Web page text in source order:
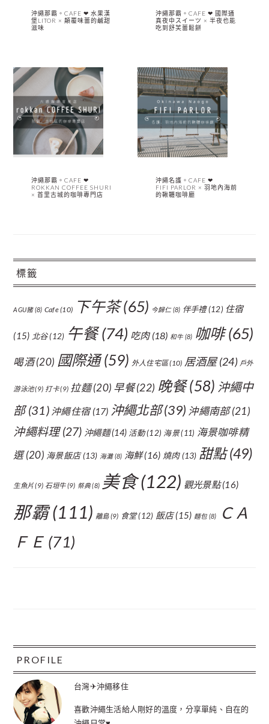
沖繩那霸。CAFE ❤︎ 水果漢
堡LITOR × 顛覆味蕾的鹹甜
滋味
沖繩那霸。CAFE ❤︎ 國際通
真夜中スイーツ × 半夜也能
吃到舒芙蕾鬆餅
沖繩那霸。CAFE ❤︎
ROKKAN COFFEE SHURI
× 首里古城的咖啡專門店
沖繩名護。CAFE ❤︎
FIFI PARLOR × 羽地內海前
的鞦韆咖啡廳
標籤
AGU豬(8) Cafe(10) 下午茶(65) 今歸仁(8) 伴手禮(12) 住宿
(15) 北谷(12) 午餐(74) 吃肉(18) 和牛(8) 咖啡(65)
喝酒(20) 國際通(59) 外人住宅區(10) 居酒屋(24) 戶外
游泳池(9) 打卡(9) 拉麵(20) 早餐(22) 晚餐(58) 沖繩中
部(31) 沖繩住宿(17) 沖繩北部(39) 沖繩南部(21)
沖繩料理(27) 沖繩麵(14) 活動(12) 海景(11) 海景咖啡精
選(20) 海景飯店(13) 海灘(8) 海鮮(16) 燒肉(13) 甜點(49)
生魚片(9) 石垣牛(9) 祭典(8) 美食(122) 觀光景點(16)
那霸(111) 離島(9) 食堂(12) 飯店(15) 麵包 (8)
ＣＡ
ＦＥ (71)
FOOTER
PROFILE
台灣✈沖繩移住
喜歡沖繩生活給人剛好的溫度，分享單純、自在的